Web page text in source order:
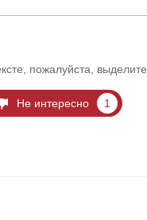
пожалуйста,
Не интересно 1